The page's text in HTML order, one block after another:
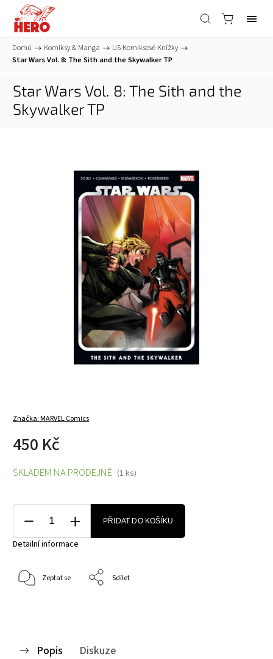
Domů / Komiksy & Manga / US Komiksové Knížky /
Star Wars Vol. 8: The Sith and the Skywalker TP
Star Wars Vol. 8: The Sith and the
Skywalker TP
Značka:MARVEL Comics
450 Kč
SKLADEM NA PRODEJNĚ (1 ks)
PŘIDAT DO KOŠÍKU
Detailní informace
Zeptat se Sdílet
Popis Diskuze